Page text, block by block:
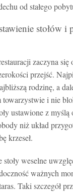
od stałego
stołów i
zaczyna się
przejść.
rodzinę, a
towarzystwie i nie
ustawione z myślą
niż układ
krzeseł.
weselne
ważnych
Taki szczegół